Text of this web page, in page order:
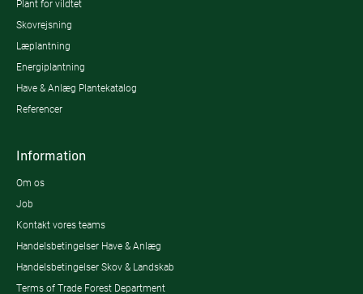
Plant for vildtet
Skovrejsning
Læplantning
Energiplantning
Have & Anlæg Plantekatalog
Referencer
Information
Om os
Job
Kontakt vores teams
Handelsbetingelser Have & Anlæg
Handelsbetingelser Skov & Landskab
Terms of Trade Forest Department